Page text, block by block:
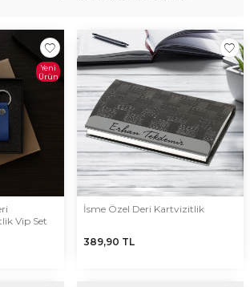
Pasaport bölümü olan cüzdan
modellerikişinin ismine özel hazırlanır.
yapıldıklarından dolayı çok şık
krem, taba, yeşil ve fuşyadır.
isim için harf fontunu belirtmeniz
internetten rahatça bakabilir karar
eklemek istediğiniz özellikleri açıklama
destek ekibi geri dönüş sağlayacaktır. Kişiye
için istediğiniz gibi düzenlemeler
Yeni
Ürün
Vip Set
İsme Özel Deri Kartvizitlik
389,90 TL